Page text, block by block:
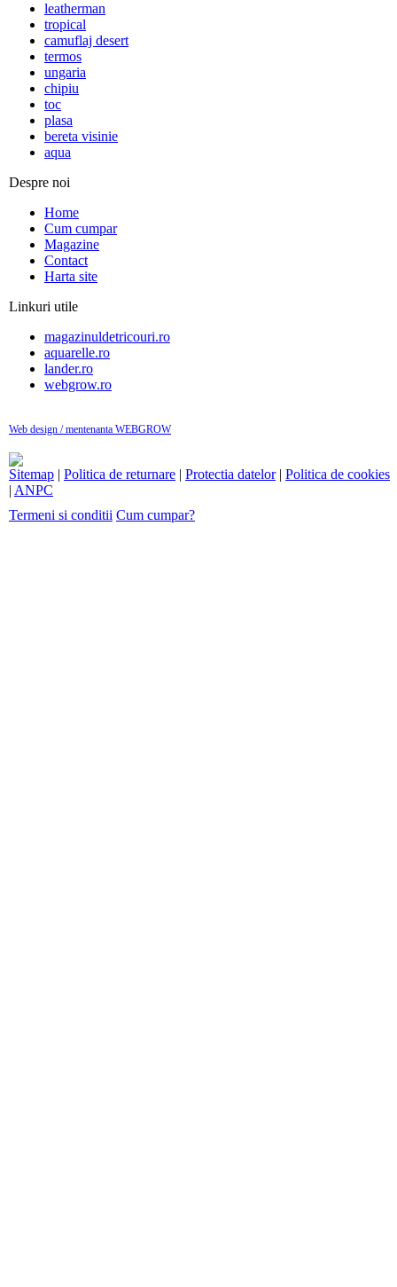
leatherman
tropical
camuflaj desert
termos
ungaria
chipiu
toc
plasa
bereta visinie
aqua
Despre noi
Home
Cum cumpar
Magazine
Contact
Harta site
Linkuri utile
magazinuldetricouri.ro
aquarelle.ro
lander.ro
webgrow.ro
Web design / mentenanta WEBGROW
Sitemap | Politica de returnare | Protectia datelor| Politica de cookies
| ANPC
Termeni si conditii Cum cumpar?